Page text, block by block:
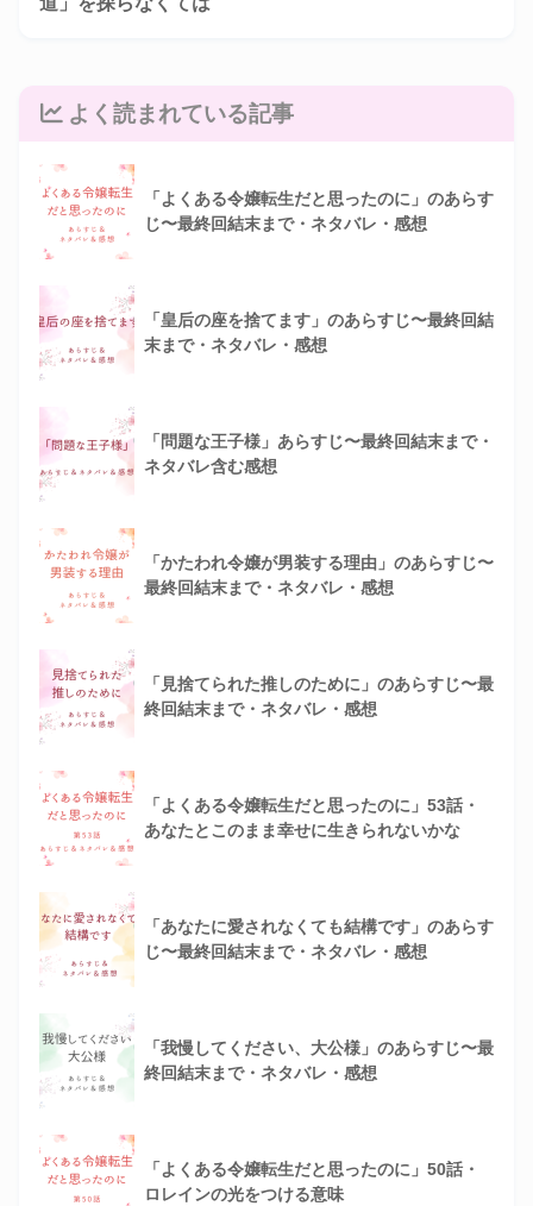
よく読まれている記事
「よくある令嬢転生だと思ったのに」のあらす
じ〜最終回結末まで・ネタバレ・感想
「皇后の座を捨てます」のあらすじ〜最終回結
末まで・ネタバレ・感想
「問題な王子様」あらすじ〜最終回結末まで・
ネタバレ含む感想
「かたわれ令嬢が男装する理由」のあらすじ〜
最終回結末まで・ネタバレ・感想
「見捨てられた推しのために」のあらすじ〜最
終回結末まで・ネタバレ・感想
「よくある令嬢転生だと思ったのに」53話・
あなたとこのまま幸せに生きられないかな
「あなたに愛されなくても結構です」のあらす
じ〜最終回結末まで・ネタバレ・感想
「我慢してください、大公様」のあらすじ〜最
終回結末まで・ネタバレ・感想
「よくある令嬢転生だと思ったのに」50話・
ロレインの光をつける意味